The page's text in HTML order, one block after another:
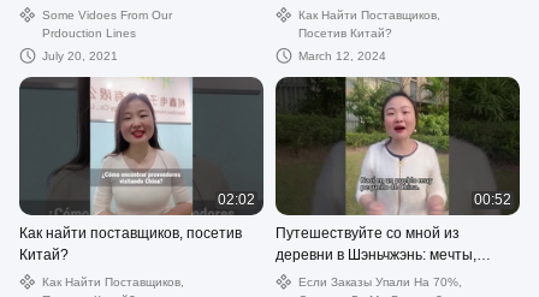
и срок поставки с вашим логотипом
в течение 5 дней.
Some Vidoes From Our
Prdouction Lines
July 20, 2021
Как Найти Поставщиков,
Посетив Китай?
March 12, 2024
02:02
Как найти поставщиков, посетив
Китай?
Как Найти Поставщиков,
00:52
Путешествуйте со мной из
деревни в Шэньчжэнь: мечты,
стремления и торговые идеи!
Если Заказы Упали На 70%,